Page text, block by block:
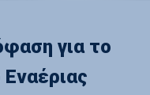
για το